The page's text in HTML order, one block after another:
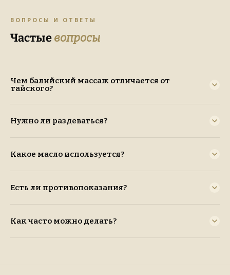
ВОПРОСЫ И ОТВЕТЫ
Частыевопросы
Чем балийский массаж отличается от
тайского?
Нужно ли раздеваться?
Какое масло используется?
Есть ли противопоказания?
Как часто можно делать?